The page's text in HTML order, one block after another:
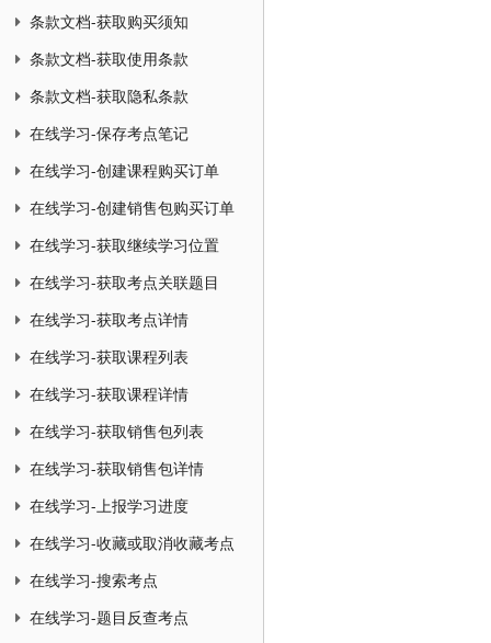
条款文档-获取购买须知
条款文档-获取使用条款
条款文档-获取隐私条款
在线学习-保存考点笔记
在线学习-创建课程购买订单
在线学习-创建销售包购买订单
在线学习-获取继续学习位置
在线学习-获取考点关联题目
在线学习-获取考点详情
在线学习-获取课程列表
在线学习-获取课程详情
在线学习-获取销售包列表
在线学习-获取销售包详情
在线学习-上报学习进度
在线学习-收藏或取消收藏考点
在线学习-搜索考点
在线学习-题目反查考点